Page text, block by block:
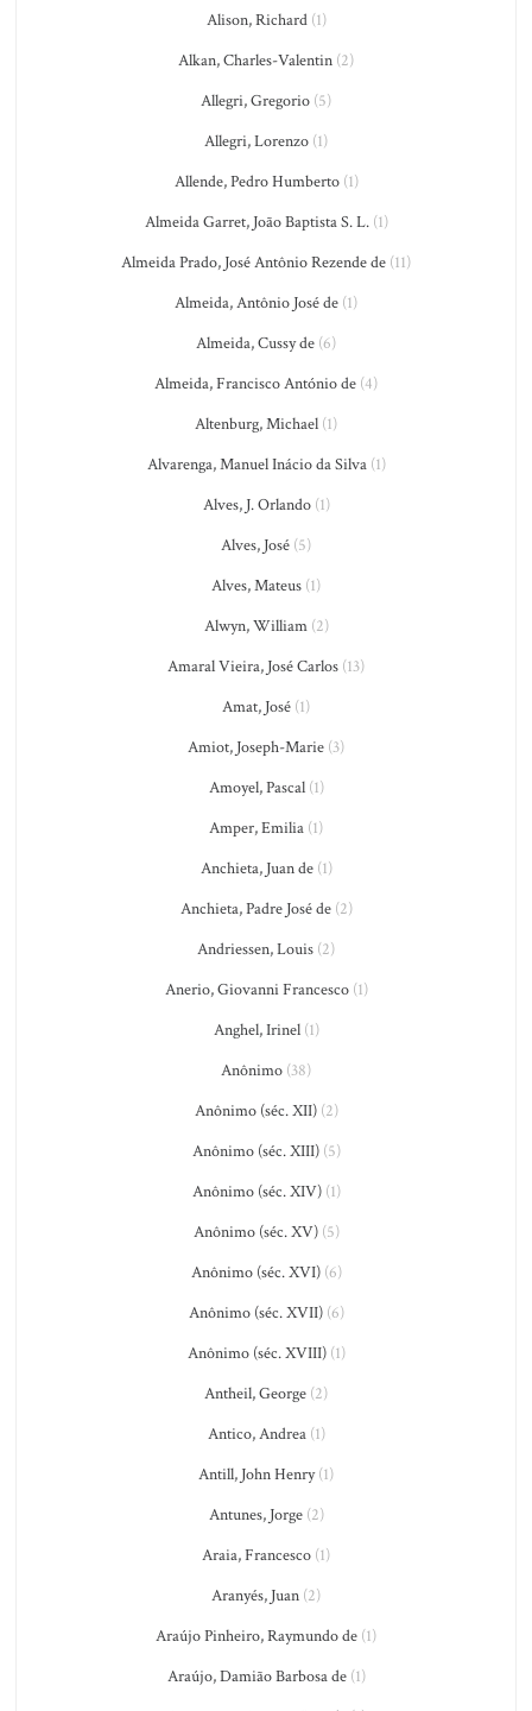
Alison, Richard(1)
Alkan, Charles-Valentin (2)
Allegri, Gregorio (5)
Allegri, Lorenzo (1)
Allende, Pedro Humberto(1)
Almeida Garret, João Baptista S. L.(1)
Almeida Prado, José Antônio Rezende de (11)
Almeida, Antônio José de (1)
Almeida, Cussy de (6)
Almeida, Francisco António de (4)
Altenburg, Michael (1)
Alvarenga, Manuel Inácio da Silva(1)
Alves, J. Orlando(1)
Alves, José (5)
Alves, Mateus (1)
Alwyn, William(2)
Amaral Vieira, José Carlos (13)
Amat, José (1)
Amiot, Joseph-Marie (3)
Amoyel, Pascal(1)
Amper, Emilia (1)
Anchieta, Juan de(1)
Anchieta, Padre José de(2)
Andriessen, Louis (2)
Anerio, Giovanni Francesco(1)
Anghel, Irinel(1)
Anônimo (38)
Anônimo (séc. XII)(2)
Anônimo (séc. XIII)(5)
Anônimo (séc. XIV)(1)
Anônimo (séc. XV)(5)
Anônimo (séc. XVI)(6)
Anônimo (séc. XVII)(6)
Anônimo (séc. XVIII)(1)
Antheil, George (2)
Antico, Andrea(1)
Antill, John Henry(1)
Antunes, Jorge(2)
Araia, Francesco (1)
Aranyés, Juan (2)
Araújo Pinheiro, Raymundo de (1)
Araújo, Damião Barbosa de(1)